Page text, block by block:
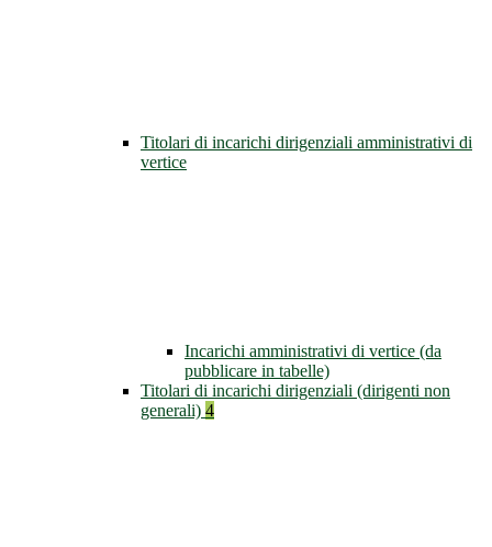
Titolari di incarichi dirigenziali amministrativi di
vertice
Incarichi amministrativi di vertice (da
pubblicare in tabelle)
Titolari di incarichi dirigenziali (dirigenti non
generali) 4